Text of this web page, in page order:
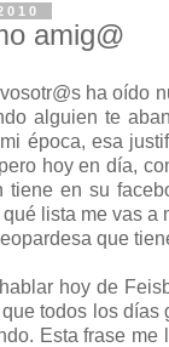
amig@
ha oído
alguien te
época, esa
hoy en día,
tiene en su
lista me vas a
que
hoy de
todos los días
Esta frase